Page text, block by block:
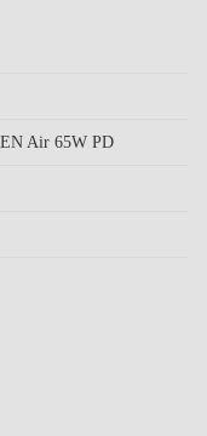
Air 65W PD